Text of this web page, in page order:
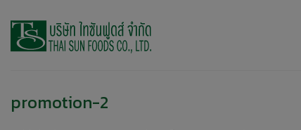
content
promotion-2